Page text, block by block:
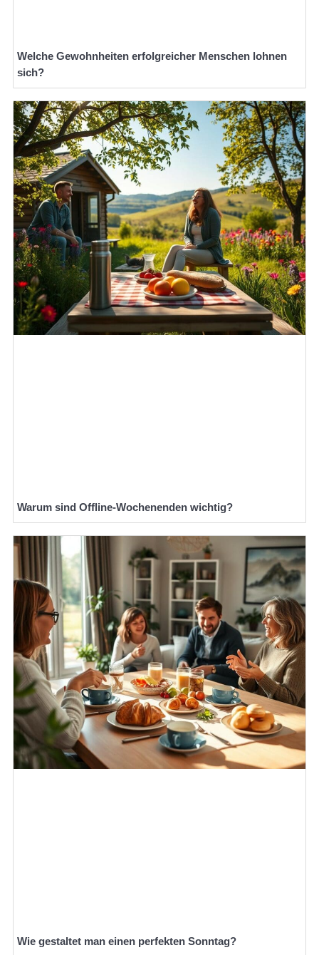
Welche Gewohnheiten erfolgreicher Menschen lohnen
sich?
Warum sind Offline-Wochenenden wichtig?
Wie gestaltet man einen perfekten Sonntag?